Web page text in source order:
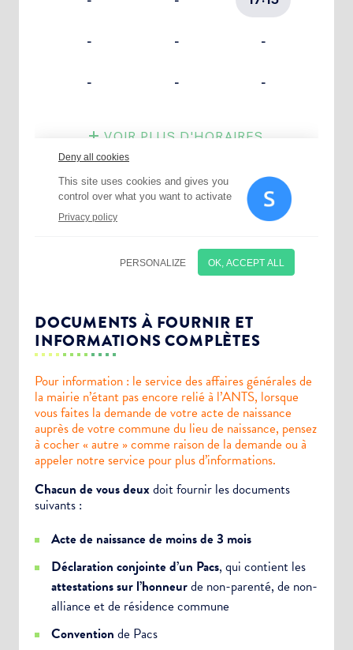
DOCUMENTS À FOURNIR ET
INFORMATIONS COMPLÈTES
Pour information : le service des affaires générales de
la mairie n’étant pas encore relié à l’ANTS, lorsque
vous faites la demande de votre acte de naissance
auprès de votre commune du lieu de naissance, pensez
à cocher « autre » comme raison de la demande ou à
appeler notre service pour plus d’informations.
Chacun de vous deuxdoit fournir les documents
suivants :
Acte de naissance de moins de 3 mois
Déclaration conjointe d’un Pacs, qui contient les
attestations sur l’honneurde non-parenté, de non-
alliance et de résidence commune
Convention de Pacs
Choisissez votre abonnement :
Newsletter Culture
Newsletter Sport et Vie associative